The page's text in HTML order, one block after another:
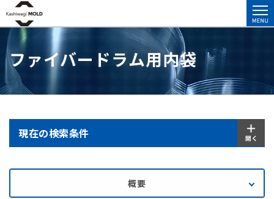
ファイバードラム用内袋
現在の検索条件
概要